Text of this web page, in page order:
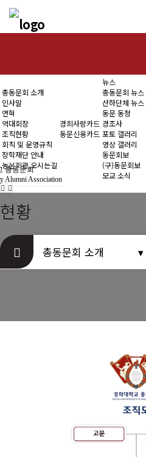
인사말
연혁
역대회장
조직현황
회칙 및 운영규칙
장학재단 안내
동문회관 오시는길
총동문회 소개
인사말
연혁
역대회장
조직현황
회칙 및 운영규칙
장학재단 안내
동문회관 오시는길
경희사랑카드
동문신용카드
뉴스
총동문회 뉴스
산하단체 뉴스
동문 동정
경조사
포토 갤러리
영상 갤러리
동문회보
(구)동문회보
모교 소식
총동문회
Alumni Association
황
총동문회 소개